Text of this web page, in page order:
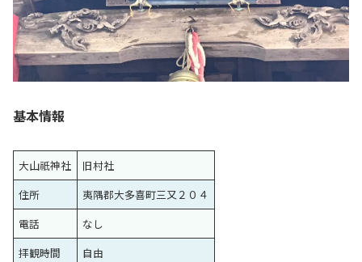
基本情報
大山祇神社
旧村社
住所
夷隅郡大多喜町三又２０４
電話
なし
拝観時間
自由